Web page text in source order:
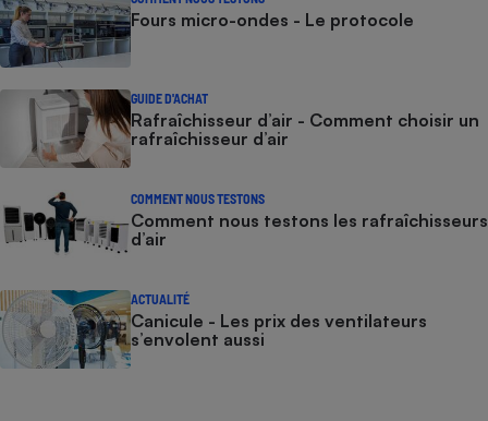
Fours micro-ondes - Le protocole
GUIDE D'ACHAT
Rafraîchisseur d’air - Comment choisir un
rafraîchisseur d’air
COMMENT NOUS TESTONS
Comment nous testons les rafraîchisseurs
d’air
ACTUALITÉ
Canicule - Les prix des ventilateurs
s’envolent aussi